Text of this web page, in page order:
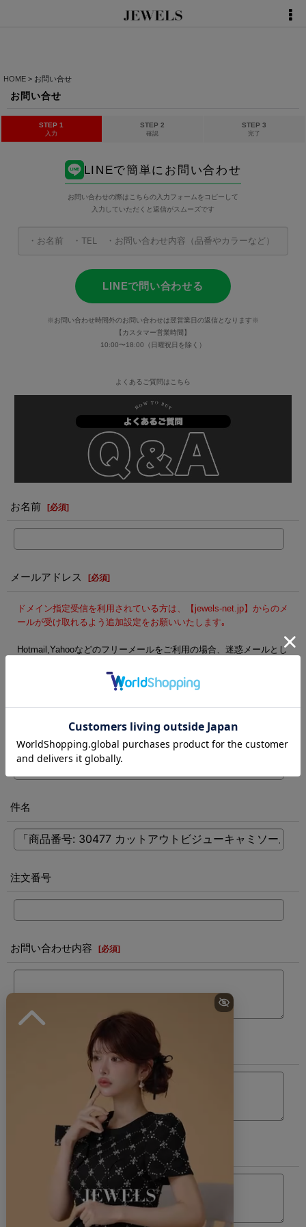
HOME > お問い合せ
お問い合せ
STEP 1
入力
STEP 2
確認
STEP 3
完了
LINEで簡単にお問い合わせ
お問い合わせの際はこちらの入力フォームをコピーして
入力していただくと返信がスムーズです
LINEで問い合わせる
※お問い合わせ時間外のお問い合わせは翌営業日の返信となります※
【カスタマー営業時間】
10:00〜18:00（日曜祝日を除く）
よくあるご質問はこちら
お名前 [必須]
メールアドレス [必須]
ドメイン指定受信を利用されている方は、【jewels-net.jp】からのメ
ールが受け取れるよう追加設定をお願いいたします｡
Hotmail,Yahooなどのフリーメールをご利用の場合、迷惑メールとし
件名
注文番号
お問い合わせ内容 [必須]